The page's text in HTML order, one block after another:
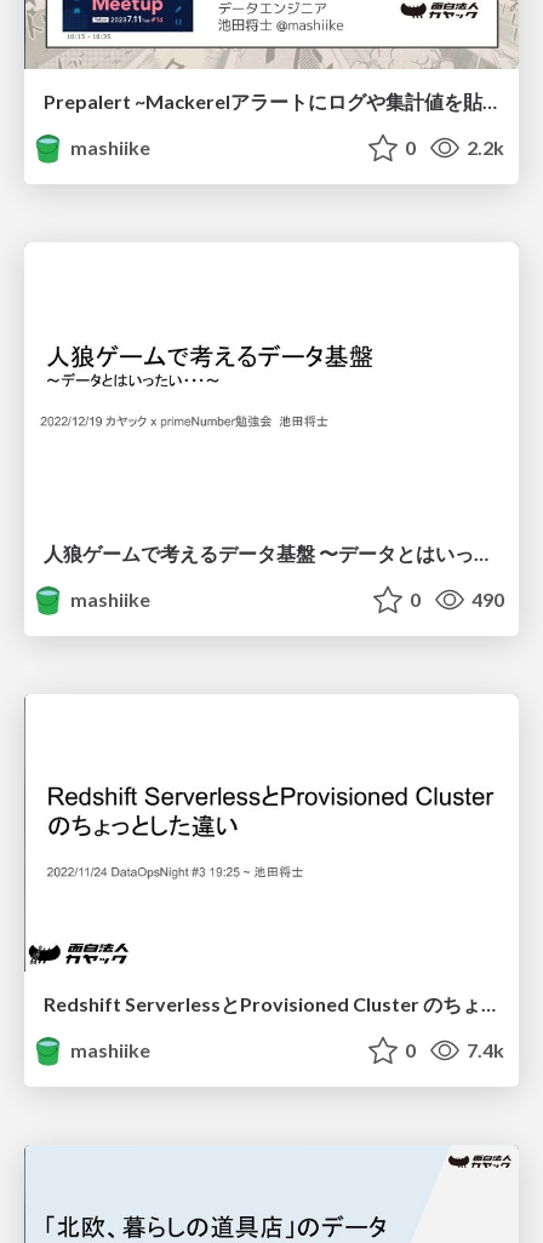
Prepalert ~Mackerelアラートにログや集計値を貼り付けてくれるトイル削減ツール~
mashiike
0 2.2k
mashiike
0 490
Redshift ServerlessとProvisioned Cluster のちょっとした違い
mashiike
0 7.4k